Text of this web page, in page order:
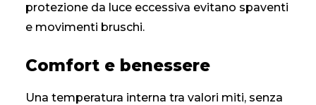
protezione da luce eccessiva evitano spaventi
e movimenti bruschi.
Comfort e benessere
Una temperatura interna tra valori miti, senza